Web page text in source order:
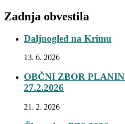
Zadnja obvestila
Daljnogled na Krimu
13. 6. 2026
OBČNI ZBOR
27.2.2026
21. 2. 2026